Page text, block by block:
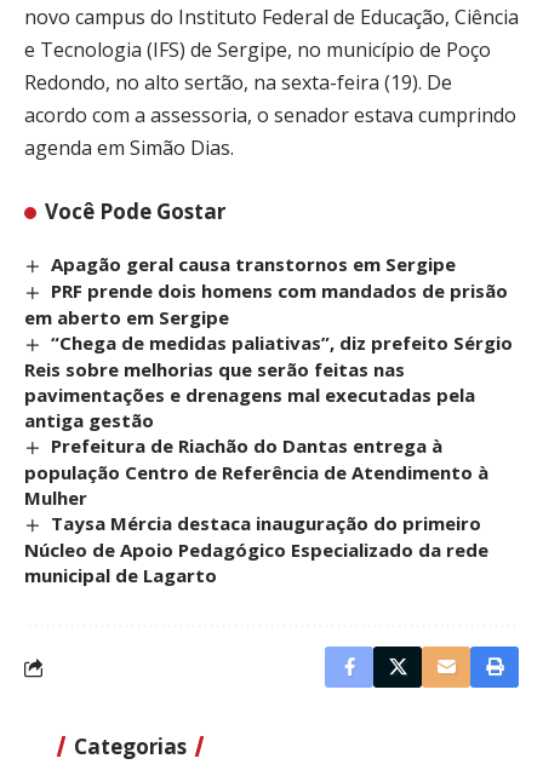
novo campus do Instituto Federal de Educação, Ciência
e Tecnologia (IFS) de Sergipe, no município de Poço
Redondo, no alto sertão, na sexta-feira (19). De
acordo com a assessoria, o senador estava cumprindo
agenda em Simão Dias.
Você Pode Gostar
Apagão geral causa transtornos em Sergipe
PRF prende dois homens com mandados de prisão
em aberto em Sergipe
“Chega de medidas paliativas”, diz prefeito Sérgio
Reis sobre melhorias que serão feitas nas
pavimentações e drenagens mal executadas pela
antiga gestão
Prefeitura de Riachão do Dantas entrega à
população Centro de Referência de Atendimento à
Mulher
Taysa Mércia destaca inauguração do primeiro
Núcleo de Apoio Pedagógico Especializado da rede
municipal de Lagarto
Categorias